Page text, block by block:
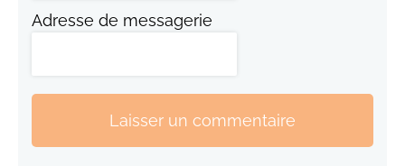
Adresse de messagerie
Laisser un commentaire